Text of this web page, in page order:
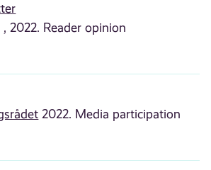
2022. Reader opinion
2022. Media participation